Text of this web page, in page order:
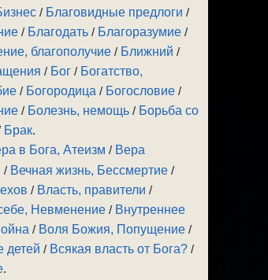
/ Благовидные предлоги /
/ Благодать / Благоразумие /
благополучие / Ближний /
/ Бог / Богатство,
/ Богородица / Богословие /
/ Болезнь, немощь / Борьба со
Брак.
в Бога, Атеизм / Вера
/ Вечная жизнь, Бессмертие /
/ Власть, правители /
Невменение / Внутреннее
/ Воля Божия, Попущение /
детей / Всякая власть от Бога? /
.